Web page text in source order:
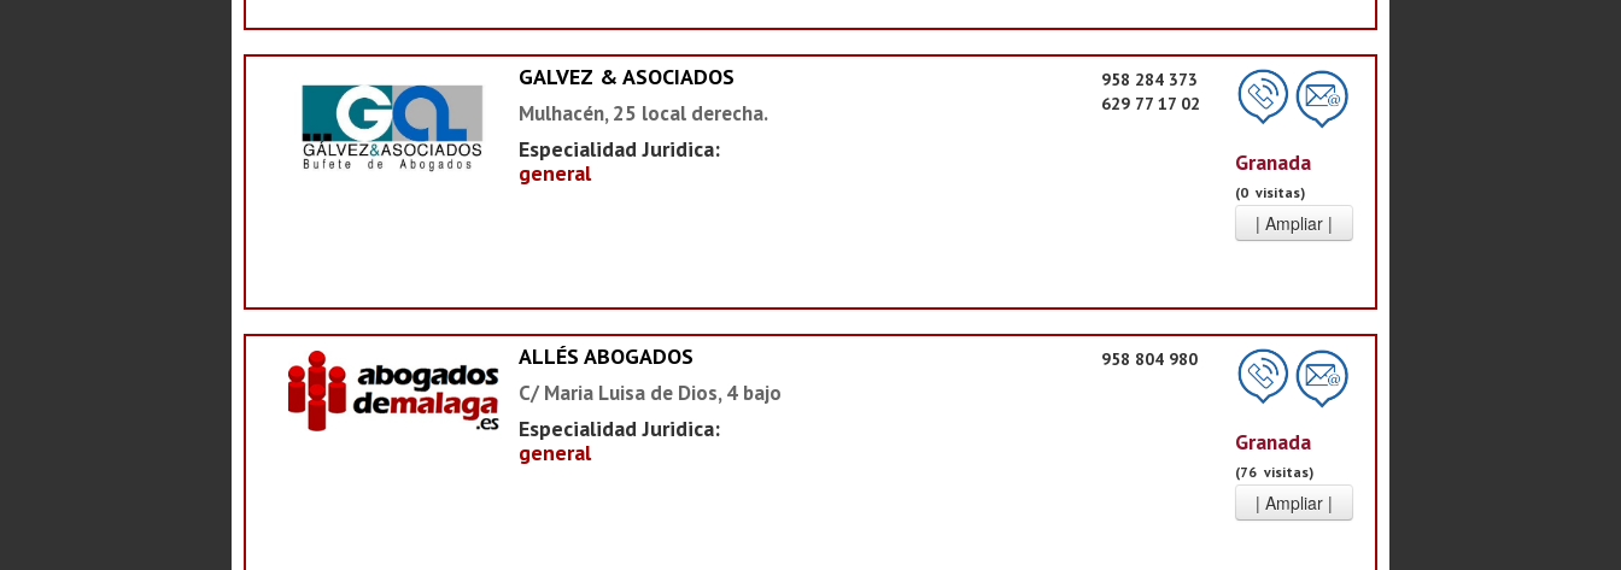
GALVEZ & ASOCIADOS
Mulhacén, 25 local derecha.
Especialidad Juridica:
general
958 284 373
629 77 17 02
Granada
(0 visitas)
ALLÉS ABOGADOS
C/ Maria Luisa de Dios, 4 bajo
Especialidad Juridica:
general
958 804 980
Granada
(76 visitas)